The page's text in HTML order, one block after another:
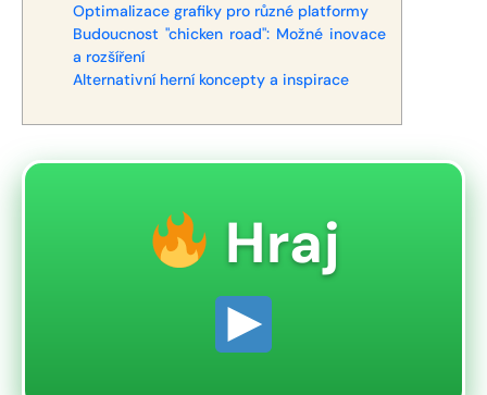
Optimalizace grafiky pro různé platformy
Budoucnost "chicken road": Možné inovace
a rozšíření
Alternativní herní koncepty a inspirace
Hraj